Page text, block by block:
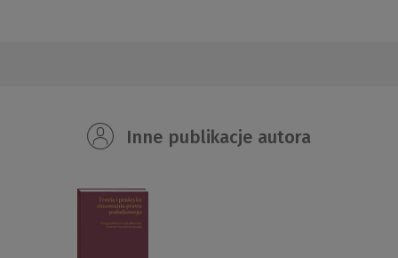
Inne publikacje autora